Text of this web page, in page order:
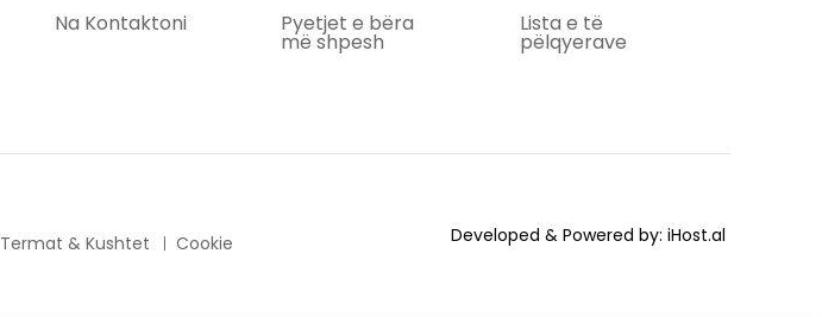
Na Kontaktoni
Pyetjet e bëra
më shpesh
Lista e të
pëlqyerave
Termat & Kushtet Cookie Developed & Powered by: iHost.al